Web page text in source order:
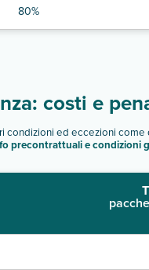
80%
costi e
condizioni ed eccezioni come
precontrattuali e condizioni